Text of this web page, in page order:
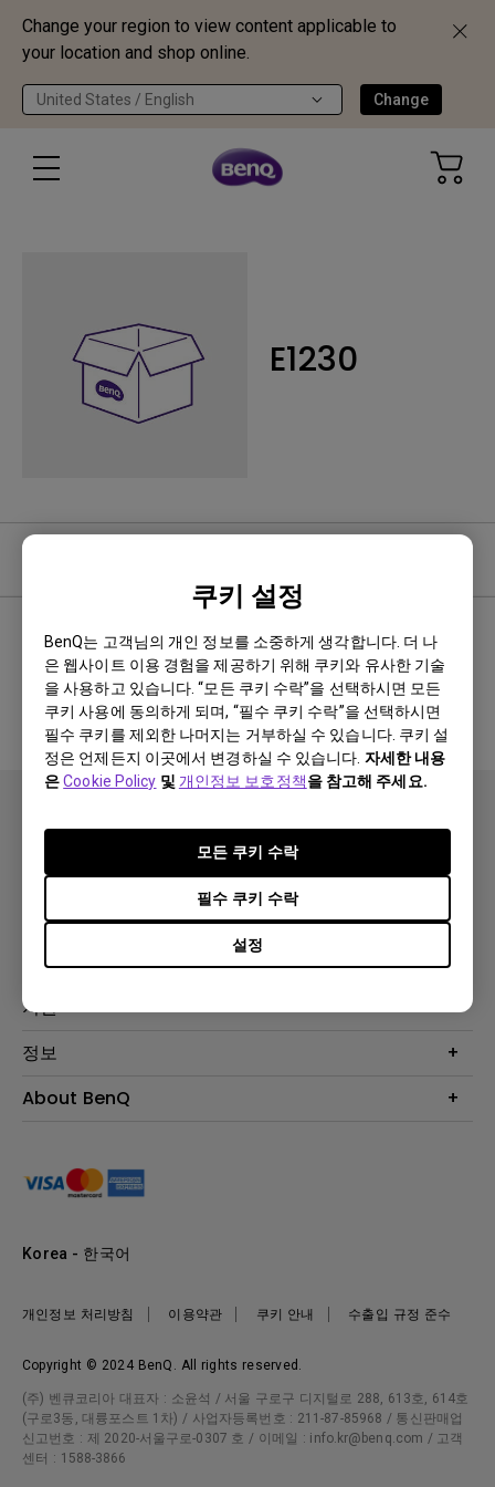
Change your region to view content applicable to
your location and shop online.
United States / English Change
쿠키 설정
BenQ는 고객님의 개인 정보를 소중하게 생각합니다. 더 나
은 웹사이트 이용 경험을 제공하기 위해 쿠키와 유사한 기술
을 사용하고 있습니다. “모든 쿠키 수락”을 선택하시면 모든
쿠키 사용에 동의하게 되며, “필수 쿠키 수락”을 선택하시면
필수 쿠키를 제외한 나머지는 거부하실 수 있습니다. 쿠키 설
정은 언제든지 이곳에서 변경하실 수 있습니다. 자세한 내용
은Cookie Policy 및 개인정보 보호정책을 참고해 주세요.
설정
필수 쿠키 수락
모든 쿠키 수락
E1230
관련 소프트웨어 및 드라이버 없음
제품
조명
솔루션
e스포츠
비즈니스 디스플레이
지원
문의
서비스센터
정보
프로젝터 거리계산기
About BenQ
사회적 책임
뉴스
Copyright © 2024 BenQ. All rights reserved.
개인정보 처리방침 이용약관 쿠키 안내 수출입 규정 준수
Korea - 한국어
(주) 벤큐코리아 대표자 : 소윤석 / 서울 구로구 디지털로 288, 613호, 614호
(구로3동, 대륭포스트 1차) / 사업자등록번호 : 211-87-85968 / 통신판매업
신고번호 : 제 2020-서울구로-0307 호 / 이메일 : info.kr@benq.com / 고객
센터 : 1588-3866